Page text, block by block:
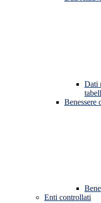
Dati
Benessere
Enti controllati